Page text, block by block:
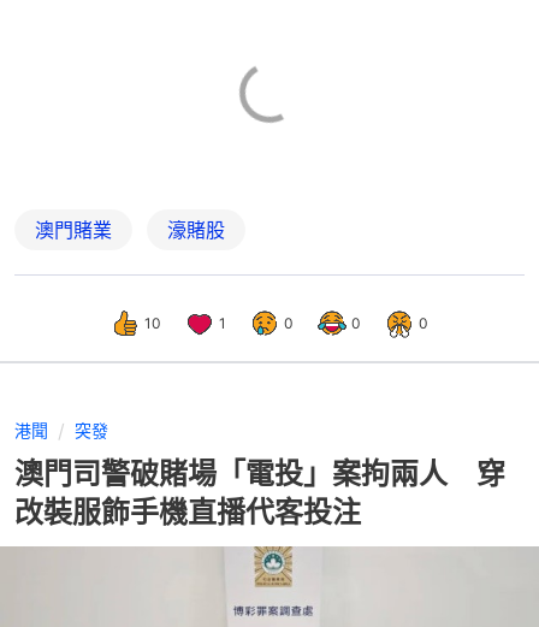
澳門賭業 濠賭股
10 1 0 0 0
港聞 突發
澳門司警破賭場「電投」案拘兩人 穿
改裝服飾手機直播代客投注